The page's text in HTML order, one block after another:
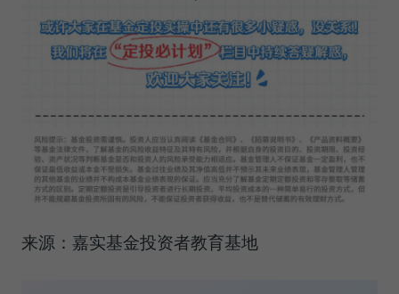
来源：嘉实基金投资者教育基地